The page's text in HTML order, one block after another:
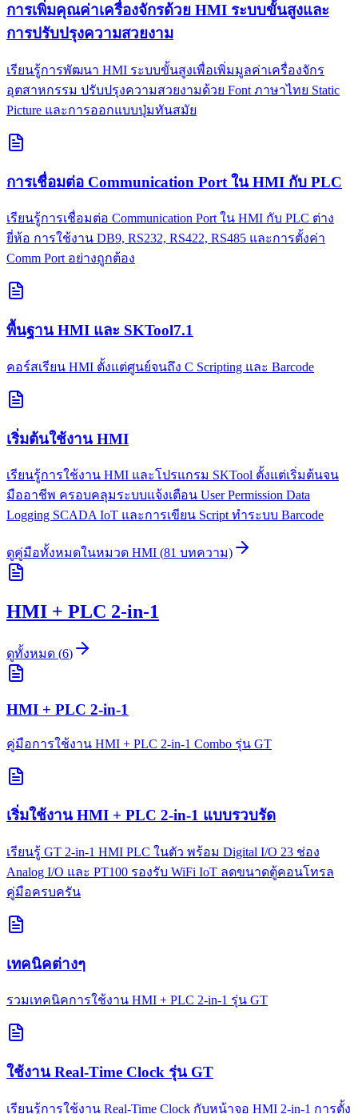
การเพิ่มคุณค่าเครื่องจักรด้วย HMI ระบบขั้นสูงและ
การปรับปรุงความสวยงาม
เรียนรู้การพัฒนา HMI ระบบขั้นสูงเพื่อเพิ่มมูลค่าเครื่องจักร
อุตสาหกรรม ปรับปรุงความสวยงามด้วย Font ภาษาไทย Static
Picture และการออกแบบปุ่มทันสมัย
การเชื่อมต่อ Communication Port ใน HMI กับ PLC
เรียนรู้การเชื่อมต่อ Communication Port ใน HMI กับ PLC ต่าง
ยี่ห้อ การใช้งาน DB9, RS232, RS422, RS485 และการตั้งค่า
Comm Port อย่างถูกต้อง
พื้นฐาน HMI และ SKTool7.1
คอร์สเรียน HMI ตั้งแต่ศูนย์จนถึง C Scripting และ Barcode
เริ่มต้นใช้งาน HMI
เรียนรู้การใช้งาน HMI และโปรแกรม SKTool ตั้งแต่เริ่มต้นจน
มืออาชีพ ครอบคลุมระบบแจ้งเตือน User Permission Data
Logging SCADA IoT และการเขียน Script ทำระบบ Barcode
ดูคู่มือทั้งหมดในหมวด HMI (81 บทความ)
HMI + PLC 2-in-1
ดูทั้งหมด (6)
HMI + PLC 2-in-1
คู่มือการใช้งาน HMI + PLC 2-in-1 Combo รุ่น GT
เริ่มใช้งาน HMI + PLC 2-in-1 แบบรวบรัด
เรียนรู้ GT 2-in-1 HMI PLC ในตัว พร้อม Digital I/O 23 ช่อง
Analog I/O และ PT100 รองรับ WiFi IoT ลดขนาดตู้คอนโทรล
คู่มือครบครัน
เทคนิคต่างๆ
รวมเทคนิคการใช้งาน HMI + PLC 2-in-1 รุ่น GT
ใช้งาน Real-Time Clock รุ่น GT
เรียนรู้การใช้งาน Real-Time Clock กับหน้าจอ HMI 2-in-1 การตั้ง